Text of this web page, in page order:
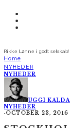
Rikke Lønne i godt
Home
NYHEDER
NYHEDER
UGGI
NYHEDER
·OCTOBER 23, 2016